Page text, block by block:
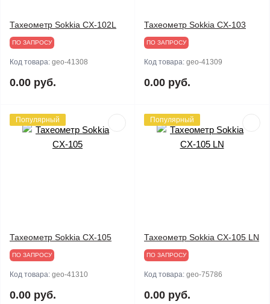
Тахеометр Sokkia CX-102L
ПО ЗАПРОСУ
Код товара: geo-41308
0.00 руб.
Тахеометр Sokkia CX-103
ПО ЗАПРОСУ
Код товара: geo-41309
0.00 руб.
Популярный
Тахеометр Sokkia CX-105
ПО ЗАПРОСУ
Код товара: geo-41310
0.00 руб.
Популярный
Тахеометр Sokkia CX-105 LN
ПО ЗАПРОСУ
Код товара: geo-75786
0.00 руб.